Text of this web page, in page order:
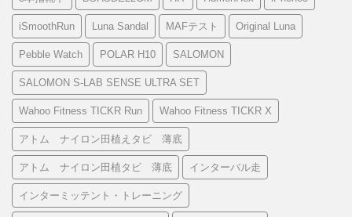
iSmoothRun Luna Sandal MAFテスト Original Luna
Pebble Watch POLAR H10 SALOMON
SALOMON S-LAB SENSE ULTRA SET
Wahoo Fitness TICKR Run Wahoo Fitness TICKR X
アトム ナイロン田植えタビ 薄底
アトム ナイロン田植タビ 薄底 インターバル走
インターミッテント・トレーニング